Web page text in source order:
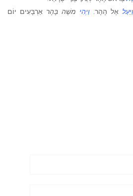
וַיַּעַל אֶל הָהָר. וַיְהִי משֶׁה בָּהָר אַרְבָּעִים יוֹם